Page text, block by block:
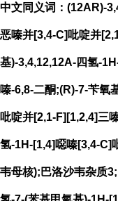
中文同义词：(12AR)-
恶嗪并[3,4-C]吡啶并
基)-3,4,12,12A-四氢-
嗪-6,8-二酮;(R)-7-苄氧
吡啶并[2,1-F][1,2,4]三
氢-1H-[1,4]噁嗪[3,4-C]
韦母核);巴洛沙韦杂质